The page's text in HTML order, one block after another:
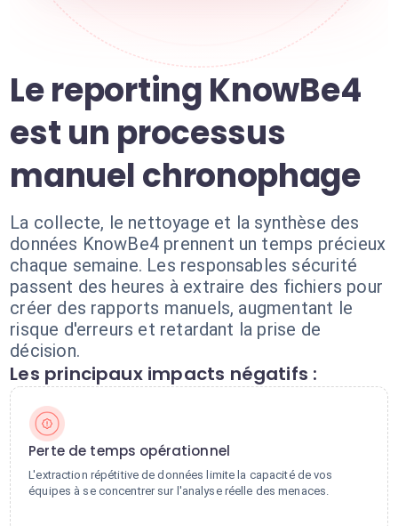
Le reporting KnowBe4
est un processus
manuel chronophage
La collecte, le nettoyage et la synthèse des
données KnowBe4 prennent un temps précieux
chaque semaine. Les responsables sécurité
passent des heures à extraire des fichiers pour
créer des rapports manuels, augmentant le
risque d'erreurs et retardant la prise de
décision.
Les principaux impacts négatifs :
Perte de temps opérationnel
L'extraction répétitive de données limite la capacité de vos
équipes à se concentrer sur l'analyse réelle des menaces.